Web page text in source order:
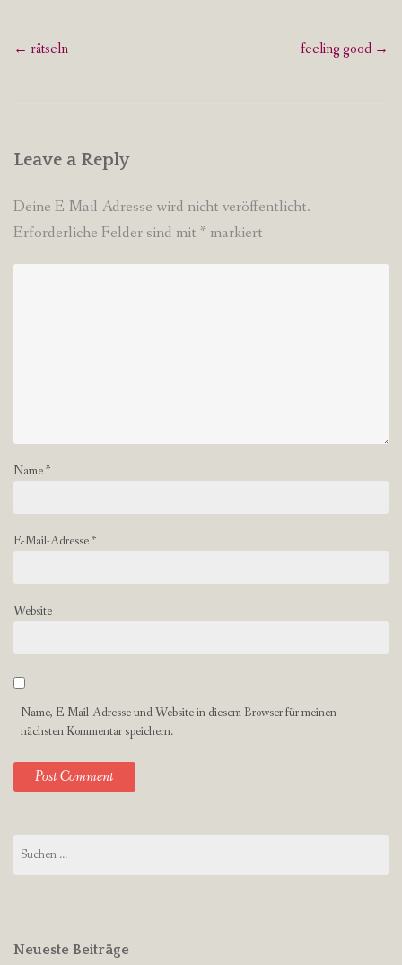
Post
← rätseln feeling good →
Leave a Reply
Deine E-Mail-Adresse wird nicht veröffentlicht.
Erforderliche Felder sind mit * markiert
Name*
E-Mail-Adresse*
Website
Name, E-Mail-Adresse und Website in diesem Browser für meinen
nächsten Kommentar speichern.
nach:
Neueste Beiträge